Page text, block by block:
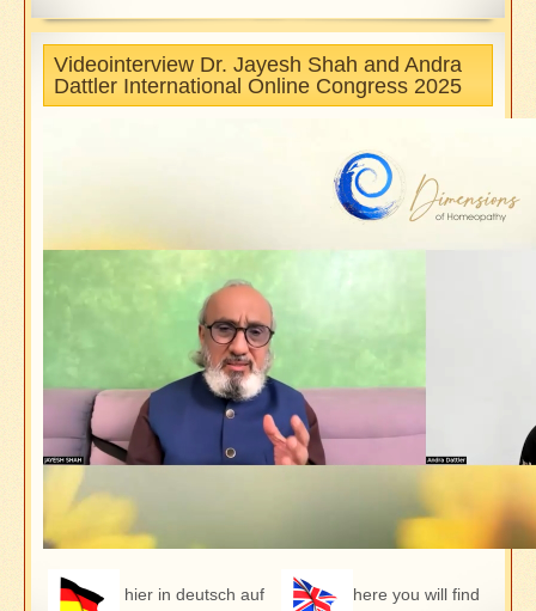
Videointerview Dr. Jayesh Shah and Andra
Dattler International Online Congress 2025
hier in deutsch auf here you will find